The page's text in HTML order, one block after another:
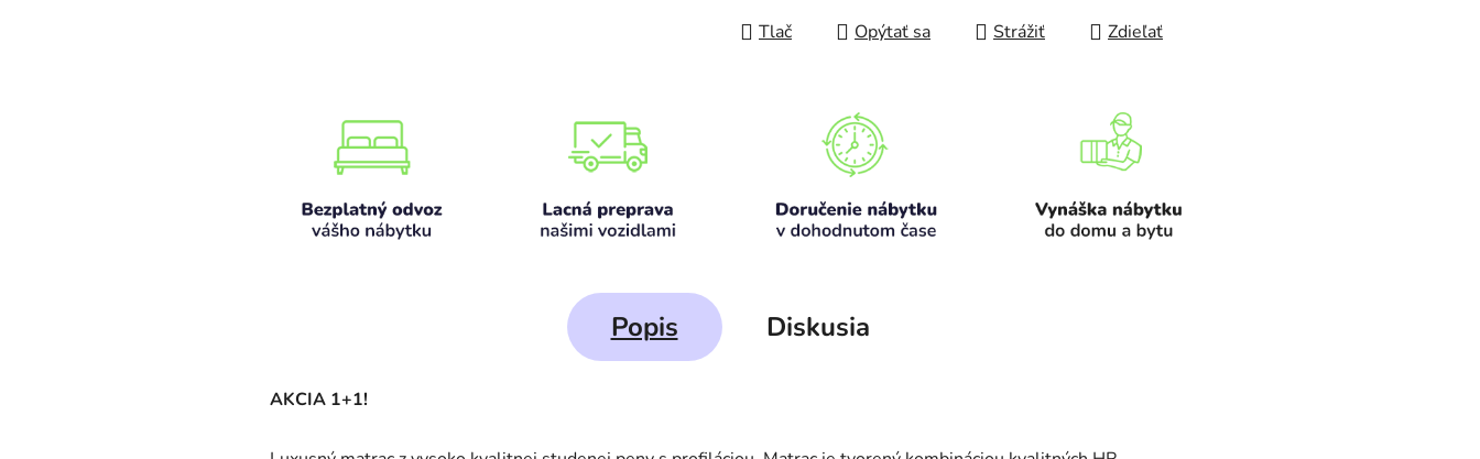
Tlač Opýtať sa Strážiť Zdieľať
Popis Diskusia
AKCIA 1+1!